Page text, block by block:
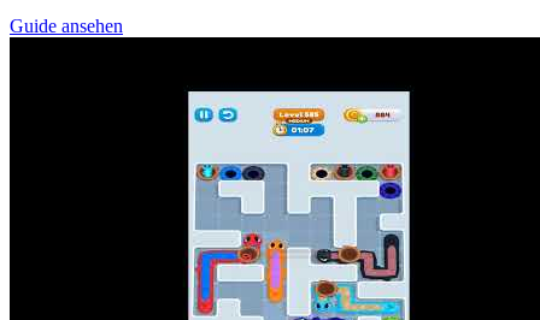
Guide ansehen